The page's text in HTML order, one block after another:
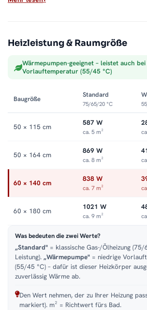
Max. Betriebsdruck: 5 bar
Sauber ins Heizsystem integriert
der Zentralheizung und wandelt deren
Auflegen leicht, die Optik bleibt
Ausführungen finden Sie in der Kategorie
Heizleistung & Raumgröße
Wärmepumpen-geeignet – leistet auch
Vorlauftemperatur (55/45 °C)
Baugröße
Standard
75/65/20 °C
50 × 115 cm 587 W
ca. 5 m²
50 × 164 cm 869 W
ca. 8 m²
60 × 140 cm 838 W
ca. 7 m²
60 × 180 cm 1021 W
ca. 9 m²
Was bedeuten die zwei Werte?
„Standard" = klassische Gas-/Ölheizung
Leistung). „Wärmepumpe" = niedrige
(55/45 °C) – dafür ist dieser Heizkörper
zuverlässig Wärme ab.
Den Wert nehmen, der zu Ihrer Heizung
markiert). m² = Richtwert fürs Bad.